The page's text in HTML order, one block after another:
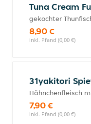
Tuna Cream
gekochter
8,90 €
inkl. Pfand (0,00 €)
31yakitori
Hähnchenfleisch
7,90 €
inkl. Pfand (0,00 €)